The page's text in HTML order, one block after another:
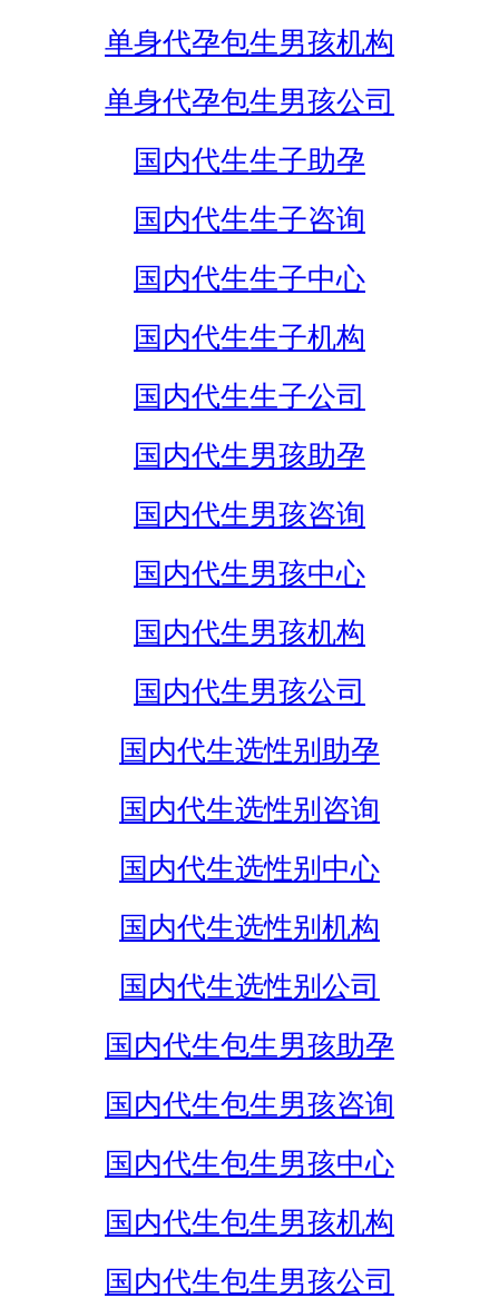
单身代孕包生男孩机构
单身代孕包生男孩公司
国内代生生子助孕
国内代生生子咨询
国内代生生子中心
国内代生生子机构
国内代生生子公司
国内代生男孩助孕
国内代生男孩咨询
国内代生男孩中心
国内代生男孩机构
国内代生男孩公司
国内代生选性别助孕
国内代生选性别咨询
国内代生选性别中心
国内代生选性别机构
国内代生选性别公司
国内代生包生男孩助孕
国内代生包生男孩咨询
国内代生包生男孩中心
国内代生包生男孩机构
国内代生包生男孩公司